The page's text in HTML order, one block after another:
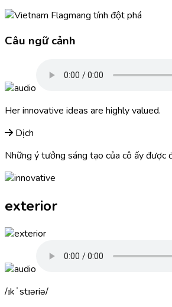
mang tính đột phá
Câu ngữ cảnh
Herinnovative ideas are highly valued.
Dịch
Những ý tưởng sáng tạo của cô ấy được
exterior
ɪkˈstɪəriə